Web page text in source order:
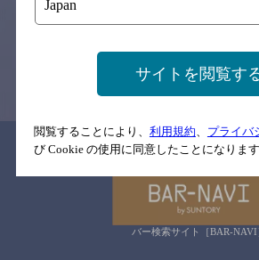
念のためお店にご確認の上ご来店くださいま
情報提供：ぐるなび
関連リンク
バー検索サイト［BAR-NAVI
サイトを閲覧す
閲覧することにより、 利用規約、 プライバ
び Cookie の使用に同意したことになります